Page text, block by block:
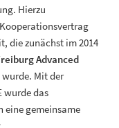
Hierzu
die zunächst im 2014
Advanced
wurde. Mit der
wurde das
eine gemeinsame